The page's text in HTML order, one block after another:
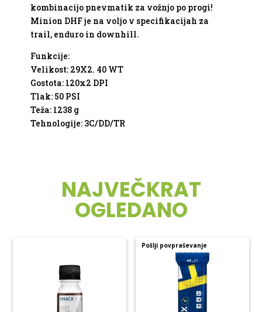
kombinacijo pnevmatik za vožnjo po progi!
Minion DHFje na voljo v specifikacijah za
trail, enduro in downhill.
Funkcije:
Velikost: 29X2. 40 WT
Gostota: 120x2 DPI
Tlak: 50 PSI
Teža: 1238 g
Tehnologije: 3C/DD/TR
NAJVEČKRAT
OGLEDANO
Pošlji povpraševanje